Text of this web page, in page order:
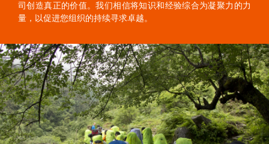
司创造真正的价值。我们相信将知识和经验综合为凝聚力的力
量，以促进您组织的持续寻求卓越。